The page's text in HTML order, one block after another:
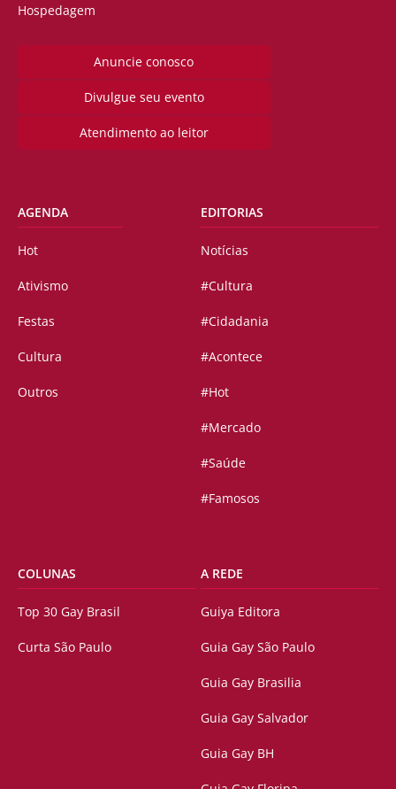
Hospedagem
Anuncie conosco
Divulgue seu evento
Atendimento ao leitor
AGENDA
Hot
Ativismo
Festas
Cultura
Outros
EDITORIAS
Notícias
#Cultura
#Cidadania
#Acontece
#Hot
#Mercado
#Saúde
#Famosos
COLUNAS
Top 30 Gay Brasil
Curta São Paulo
A REDE
Guiya Editora
Guia Gay São Paulo
Guia Gay Brasilia
Guia Gay Salvador
Guia Gay BH